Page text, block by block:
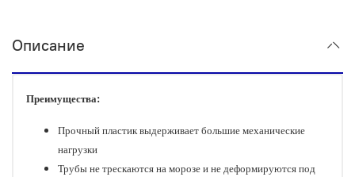
Описание
Преимущества:
Прочный пластик выдерживает большие механические
нагрузки
Трубы не трескаются на морозе и не деформируются под